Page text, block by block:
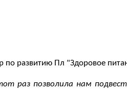
по развитию Пл "Здоровое
раз позволила нам